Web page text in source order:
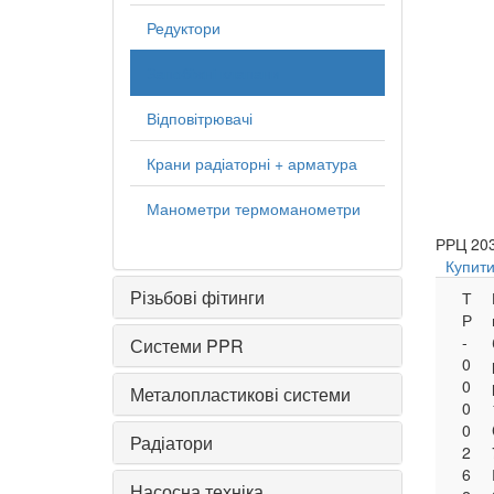
Редуктори
Відповітрювачі
Крани радіаторні + арматура
Манометри термоманометри
Різьбові фітинги
Системи PPR
Металопластикові системи
Радіатори
РРЦ
Купити
Т
Р
-
0
0
0
0
2
6